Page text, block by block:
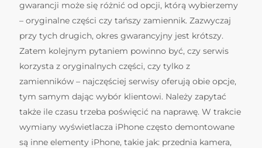
gwarancji może się różnić od opcji, którą wybierzemy
– oryginalne części czy tańszy zamiennik. Zazwyczaj
przy tych drugich, okres gwarancyjny jest krótszy.
Zatem kolejnym pytaniem powinno być, czy serwis
korzysta z oryginalnych części, czy tylko z
zamienników – najczęściej serwisy oferują obie opcje,
tym samym dając wybór klientowi. Należy zapytać
także ile czasu trzeba poświęcić na naprawę. W trakcie
wymiany wyświetlacza iPhone często demontowane
są inne elementy iPhone, takie jak: przednia kamera,